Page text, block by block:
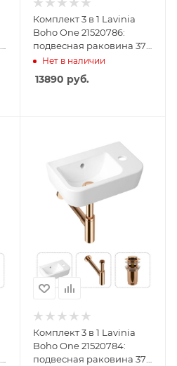
Комплект 3 в 1 Lavinia
Boho One 21520786:
подвесная раковина 37
см , металлический
сифон, донный клапан
Нет в наличии
13890 руб.
Комплект 3 в 1 Lavinia
Boho One 21520784:
подвесная раковина 37